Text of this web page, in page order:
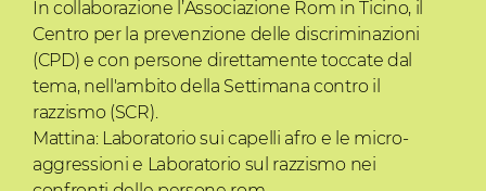
In collaborazione l’Associazione Rom in Ticino, il
Centro per la prevenzione delle discriminazioni
(CPD) e con persone direttamente toccate dal
tema, nell'ambito della Settimana contro il
razzismo (SCR).
Mattina: Laboratorio sui capelli afro e le micro-
aggressioni e Laboratorio sul razzismo nei